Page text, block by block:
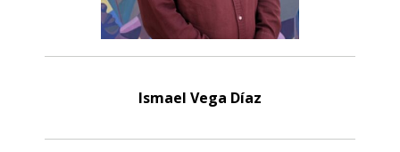
Ismael Vega Díaz